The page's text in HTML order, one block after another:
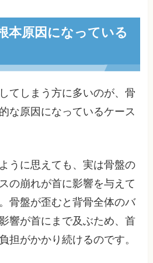
本原因になっている
てしまう方に多いのが、骨
な原因になっているケース
うに思えても、実は骨盤の
の崩れが首に影響を与えて
骨盤が歪むと背骨全体のバ
響が首にまで及ぶため、首
担がかかり続けるのです。